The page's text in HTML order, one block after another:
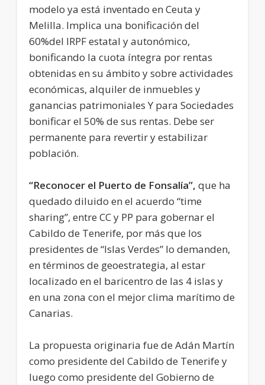
modelo ya está inventado en Ceuta y
Melilla. Implica una bonificación del
60%del IRPF estatal y autonómico,
bonificando la cuota íntegra por rentas
obtenidas en su ámbito y sobre actividades
económicas, alquiler de inmuebles y
ganancias patrimoniales Y para Sociedades
bonificar el 50% de sus rentas. Debe ser
permanente para revertir y estabilizar
población.
“Reconocer el Puerto de Fonsalía”, que ha
quedado diluido en el acuerdo “time
sharing”, entre CC y PP para gobernar el
Cabildo de Tenerife, por más que los
presidentes de “Islas Verdes” lo demanden,
en términos de geoestrategia, al estar
localizado en el baricentro de las 4 islas y
en una zona con el mejor clima marítimo de
Canarias.
La propuesta originaria fue de Adán Martín
como presidente del Cabildo de Tenerife y
luego como presidente del Gobierno de